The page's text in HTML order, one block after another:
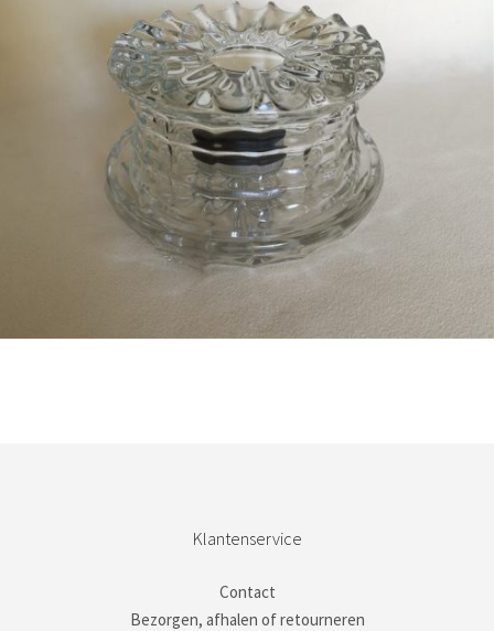
Klantenservice
Contact
Bezorgen, afhalen of retourneren